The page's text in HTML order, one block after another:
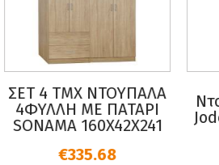
Ντουλάπα συρόμενη
Jodelka με καθρέφτη
€619.00